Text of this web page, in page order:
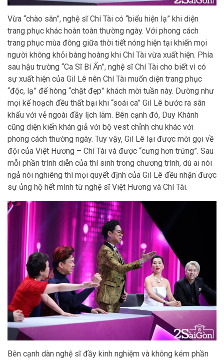
Vừa “chào sân”, nghệ sĩ Chí Tài có “biểu hiện lạ” khi diện
trang phục khác hoàn toàn thường ngày. Với phong cách
trang phục mùa đông giữa thời tiết nóng hiện tại khiến mọi
người không khỏi bàng hoàng khi Chí Tài vừa xuất hiện. Phía
sau hậu trường “Ca Sĩ Bí Ẩn”, nghệ sĩ Chí Tài cho biết vì có
sự xuất hiện của Gil Lê nên Chí Tài muốn diện trang phục
“độc, lạ” để hòng “chặt đẹp” khách mời tuần này. Dường như
mọi kế hoạch đều thất bại khi “soái ca” Gil Lê bước ra sân
khấu với vẻ ngoài đầy lịch lãm. Bên cạnh đó, Duy Khánh
cũng diện kiến khán giả với bộ vest chỉnh chu khác với
phong cách thường ngày. Tuy vậy, Gil Lê lại được mời gọi về
đội của Việt Hương – Chí Tài và được “cưng hơn trứng”. Sau
mỗi phần trình diễn của thí sinh trong chương trình, dù ai nói
ngả nói nghiêng thì mọi quyết định của Gil Lê đều nhận được
sự ủng hộ hết mình từ nghệ sĩ Việt Hương và Chí Tài.
Bên cạnh dàn nghệ sĩ đầy kinh nghiệm và không kém phần